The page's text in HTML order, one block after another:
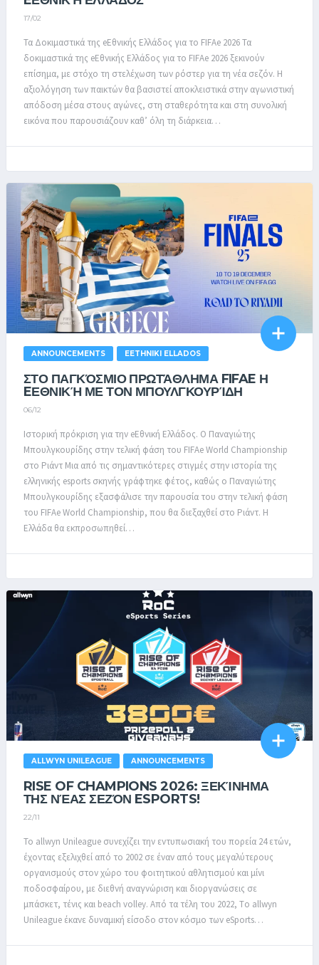
17/02
Τα Δοκιμαστικά της eΕθνικής Ελλάδος για το FIFAe 2026 Τα
δοκιμαστικά της eΕθνικής Ελλάδος για το FIFAe 2026 ξεκινούν
επίσημα, με στόχο τη στελέχωση των ρόστερ για τη νέα σεζόν. Η
αξιολόγηση των παικτών θα βασιστεί αποκλειστικά στην αγωνιστική
απόδοση μέσα στους αγώνες, στη σταθερότητα και στη συνολική
εικόνα που παρουσιάζουν καθ’ όλη τη διάρκεια…
ANNOUNCEMENTS EETHNIKI ELLADOS
ΣΤΟ ΠΑΓΚΌΣΜΙΟ ΠΡΩΤΆΘΛΗΜΑ FIFAE Η
EΕΘΝΙΚΉ ΜΕ ΤΟΝ ΜΠΟΥΛΓΚΟΥΡΊΔΗ
06/12
Ιστορική πρόκριση για την eΕθνική Ελλάδος. Ο Παναγιώτης
Μπουλγκουρίδης στην τελική φάση του FIFAe World Championship
στο Ριάντ Μια από τις σημαντικότερες στιγμές στην ιστορία της
ελληνικής esports σκηνής γράφτηκε φέτος, καθώς ο Παναγιώτης
Μπουλγκουρίδης εξασφάλισε την παρουσία του στην τελική φάση
του FIFAe World Championship, που θα διεξαχθεί στο Ριάντ. Η
Ελλάδα θα εκπροσωπηθεί…
ALLWYN UNILEAGUE ANNOUNCEMENTS
RISE OF CHAMPIONS 2026: ΞΕΚΊΝΗΜΑ
ΤΗΣ ΝΈΑΣ ΣΕΖΌΝ ESPORTS!
22/11
Το allwyn Unileague συνεχίζει την εντυπωσιακή του πορεία 24 ετών,
έχοντας εξελιχθεί από το 2002 σε έναν από τους μεγαλύτερους
οργανισμούς στον χώρο του φοιτητικού αθλητισμού και μίνι
ποδοσφαίρου, με διεθνή αναγνώριση και διοργανώσεις σε
μπάσκετ, τένις και beach volley. Από τα τέλη του 2022, Tο allwyn
Unileague έκανε δυναμική είσοδο στον κόσμο των eSports…